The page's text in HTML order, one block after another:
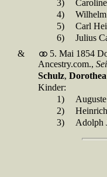
3)
4)
5)
Carl
6)
Julius
&
5. Mai 1854
Ancestry.com.,
Schulz,
Kinder:
1)
2)
3)
Adolph